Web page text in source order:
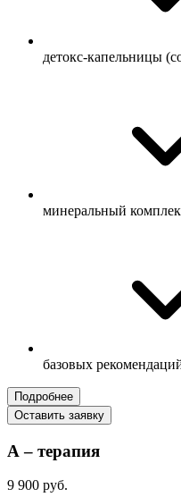
детокс-капельницы
минеральный
базовых
Подробнее
Оставить заявку
А – терапия
9 900 руб.